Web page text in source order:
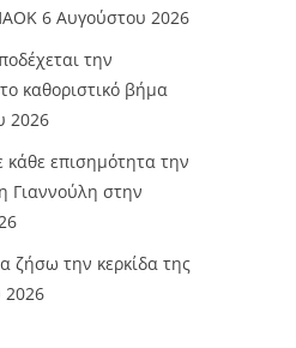
6 Αυγούστου 2026
την
καθοριστικό βήμα
2026
επισημότητα την
Γιαννούλη στην
ζήσω την κερκίδα της
2026